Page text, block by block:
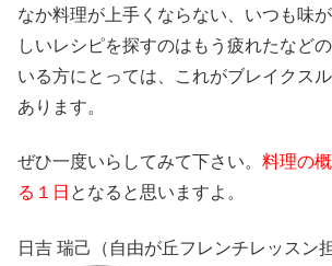
なか料理が上手くならない、いつも味
しいレシピを探すのはもう疲れたなど
いる方にとっては、これがブレイクス
あります。
ぜひ一度いらしてみて下さい。 料理の
る１日 となると思いますよ。
日吉 瑞己（自由が丘フレンチレッスン担